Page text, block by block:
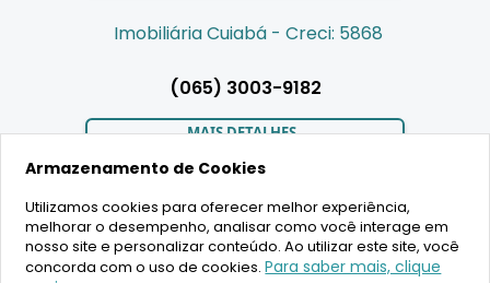
Imobiliária Cuiabá - Creci: 5868
(065) 3003-9182
MAIS DETALHES
LIGAMOS PARA VOCÊ
Armazenamento de Cookies
Utilizamos cookies para oferecer melhor experiência,
melhorar o desempenho, analisar como você interage em
nosso site e personalizar conteúdo. Ao utilizar este site, você
concorda com o uso de cookies.Para saber mais, clique